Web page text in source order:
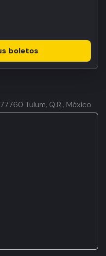
boletos
Tulum, Q.R., México